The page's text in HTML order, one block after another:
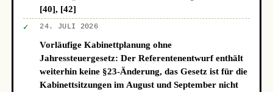
[40], [42]
✓ 24. JULI 2026
Vorläufige Kabinettplanung ohne
Jahressteuergesetz: Der Referentenentwurf enthält
weiterhin keine §23-Änderung, das Gesetz ist für die
Kabinettsitzungen im August und September nicht